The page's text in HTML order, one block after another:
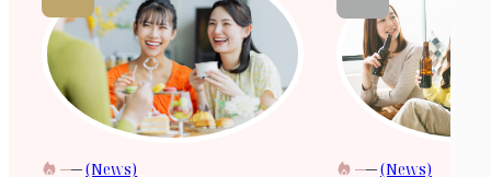
(News) (News)